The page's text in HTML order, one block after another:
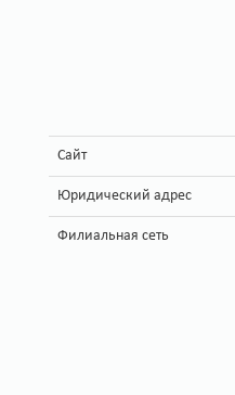
Сайт
Юридический адрес
Филиальная сеть